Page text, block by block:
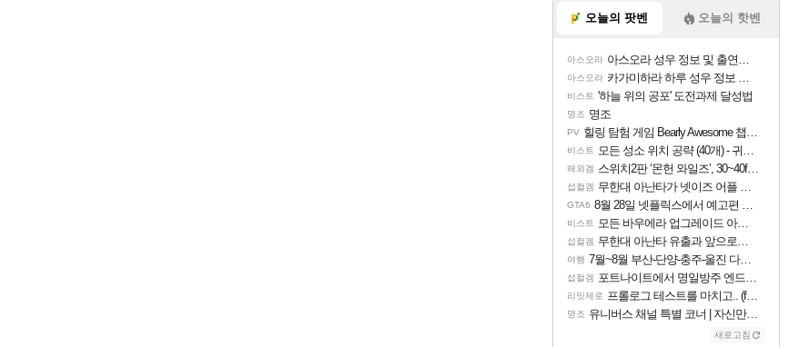
오늘의 팟벤 오늘의 핫벤
아스오라 아스오라 성우 정보 및 출연작 모음
아스오라 카가미하라 하루 성우 정보 및 주요 필모
비스트 '하늘 위의 공포' 도전과제 달성법
명조 명조
PV 힐링 탐험 게임 Bearly Awesome 챕터 1 트레일러
비스트 모든 성소 위치 공략 (40개) - 귀환한 영혼 도전과제
해외겜 스위치2판 ‘몬헌 와일즈’, 30~40fps 목표 추정
섭컬겜 무한대 아난타가 넷이즈 어플 달력에 일정 등록
GTA6 8월 28일 넷플릭스에서 예고편 공개 예정
비스트 모든 바우에라 업그레이드 아이템 획득 위치 공략 (89개)
섭컬겜 무한대 아난타 유출과 앞으로의 예상 (루머)
여행 7월~8월 부산-단양-충주-울진 다녀왔어요~
섭컬겜 포트나이트에서 명일방주 엔드필드 [펠리카] 판매 예정
리밋제로 프롤로그 테스트를 마치고.. (feat. 리아)
명조 유니버스 채널 특별 코너 | 자신만의 스타일
새로고침